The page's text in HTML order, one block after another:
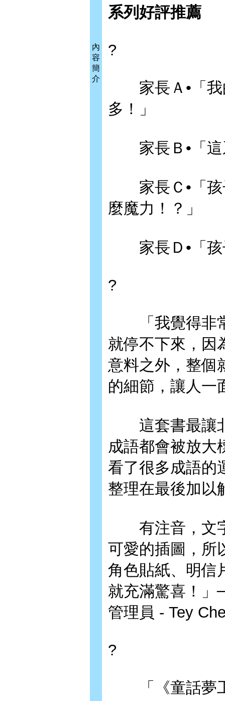
內
容
簡
介
系列好評推薦
?
家長Ａ•「我
多！」
家長Ｂ•「這
家長Ｃ•「孩
麼魔力！？」
家長Ｄ•「孩
?
「我覺得非常
就停不下來，因
意料之外，整個
的細節，讓人一
這套書最讓北
成語都會被放大
看了很多成語的
整理在最後加以
有注音，文字
可愛的插圖，所
角色貼紙、明信
就充滿驚喜！」
管理員 - Tey
?
「《童話夢工